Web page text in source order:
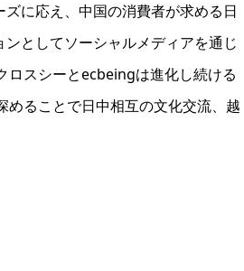
に応え、中国の消費者が求める日
としてソーシャルメディアを通じ
ロスシーとecbeingは進化し続ける
めることで日中相互の文化交流、越